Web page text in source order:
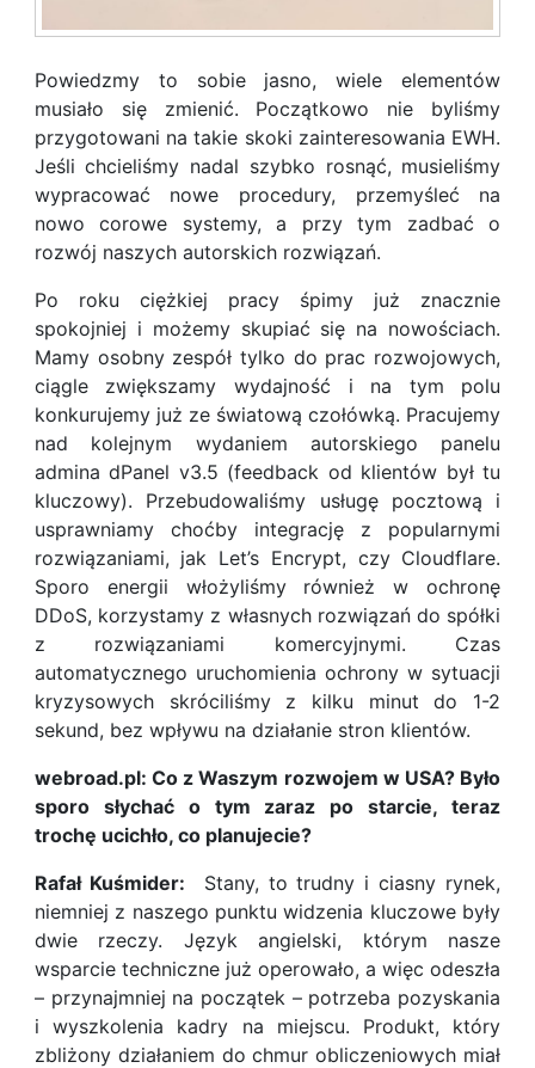
Powiedzmy to sobie jasno, wiele elementów
musiało się zmienić. Początkowo nie byliśmy
przygotowani na takie skoki zainteresowania EWH.
Jeśli chcieliśmy nadal szybko rosnąć, musieliśmy
wypracować nowe procedury, przemyśleć na
nowo corowe systemy, a przy tym zadbać o
rozwój naszych autorskich rozwiązań.
Po roku ciężkiej pracy śpimy już znacznie
spokojniej i możemy skupiać się na nowościach.
Mamy osobny zespół tylko do prac rozwojowych,
ciągle zwiększamy wydajność i na tym polu
konkurujemy już ze światową czołówką. Pracujemy
nad kolejnym wydaniem autorskiego panelu
admina dPanel v3.5 (feedback od klientów był tu
kluczowy). Przebudowaliśmy usługę pocztową i
usprawniamy choćby integrację z popularnymi
rozwiązaniami, jak Let’s Encrypt, czy Cloudflare.
Sporo energii włożyliśmy również w ochronę
DDoS, korzystamy z własnych rozwiązań do spółki
z rozwiązaniami komercyjnymi. Czas
automatycznego uruchomienia ochrony w sytuacji
kryzysowych skróciliśmy z kilku minut do 1-2
sekund, bez wpływu na działanie stron klientów.
webroad.pl: Co z Waszym rozwojem w USA? Było
sporo słychać o tym zaraz po starcie, teraz
trochę ucichło, co planujecie?
Rafał Kuśmider: Stany, to trudny i ciasny rynek,
niemniej z naszego punktu widzenia kluczowe były
dwie rzeczy. Język angielski, którym nasze
wsparcie techniczne już operowało, a więc odeszła
– przynajmniej na początek – potrzeba pozyskania
i wyszkolenia kadry na miejscu. Produkt, który
zbliżony działaniem do chmur obliczeniowych miał